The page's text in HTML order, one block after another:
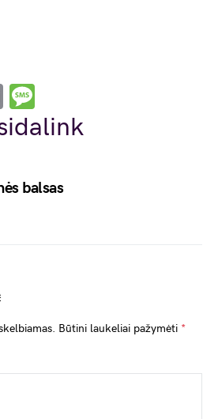
Email
balsas
Būtini laukeliai pažymėti *